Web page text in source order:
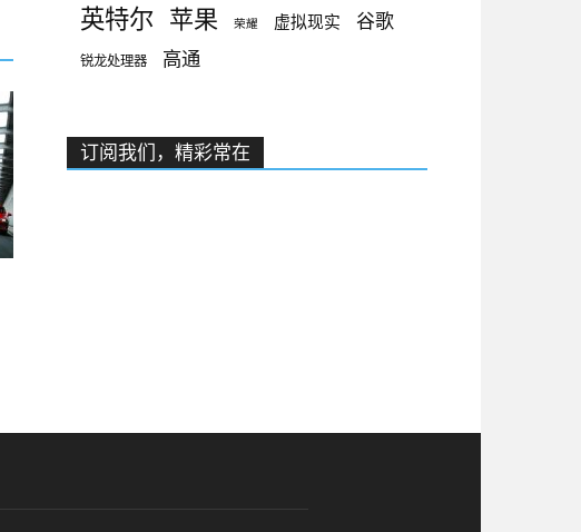
英特尔 苹果 荣耀 虚拟现实 谷歌
锐龙处理器 高通
订阅我们，精彩常在